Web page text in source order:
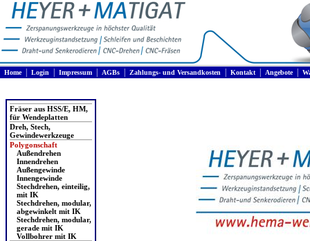
Home| Login Impressum AGBs Zahlungs- und Versandkosten Kontakt| Angebote|
Fräser aus HSS/E, HM,
für Wendeplatten
Dreh, Stech,
Gewindewerkzeuge
Polygonschaft
Außendrehen
Innendrehen
Außengewinde
Innengewinde
Stechdrehen, einteilig,
mit IK
Stechdrehen, modular,
abgewinkelt mit IK
Stechdrehen, modular,
gerade mit IK
Vollbohrer mit IK